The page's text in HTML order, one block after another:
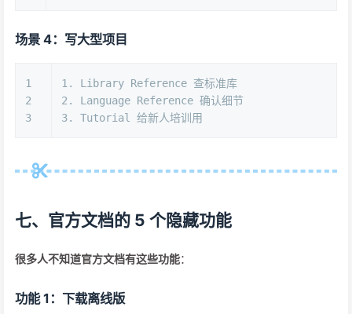
场景 4：写大型项目
1
2
3
1. Library Reference 查标准库
2. Language Reference 确认细节
3. Tutorial 给新人培训用
七、官方文档的 5 个隐藏功能
很多人不知道官方文档有这些功能：
功能 1：下载离线版